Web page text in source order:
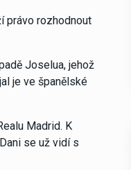
právo rozhodnout
Joselua, jehož
je ve španělské
Madrid. K
se už vidí s